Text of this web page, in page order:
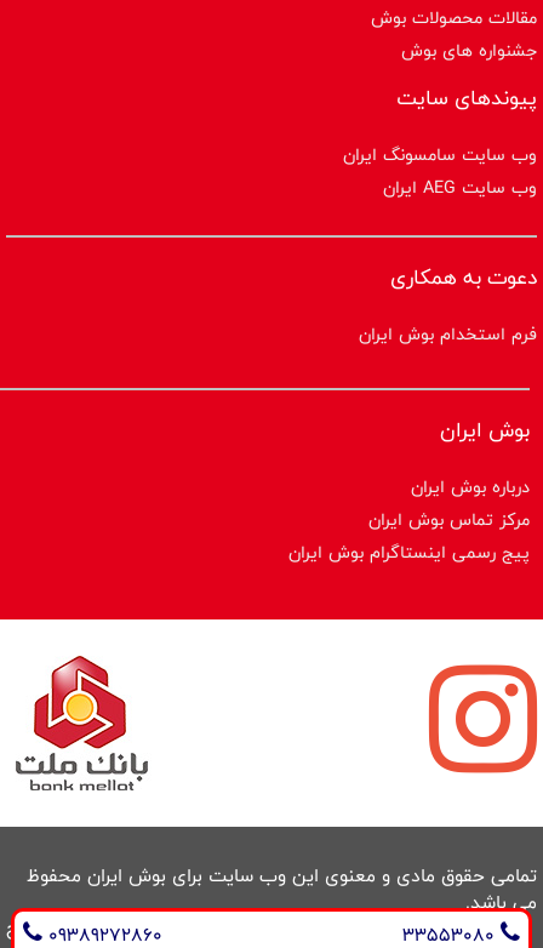
09389272860 33553080
مقالات محصولات بوش
جشنواره های بوش
پیوندهای سایت
وب سایت سامسونگ ایران
وب سایت AEG ایران
دعوت به همکاری
فرم استخدام بوش ایران
بوش ایران
درباره بوش ایران
مرکز تماس بوش ایران
پیج رسمی اینستاگرام بوش ایران
تمامی حقوق مادی و معنوی این وب سایت برای بوش ایران محفوظ
می باشد.
طراحی سایت و سئو : ایران طراح